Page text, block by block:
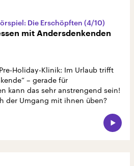
Die Erschöpften (4/10)
mit Andersdenkenden
Holiday-Klinik: Im Urlaub trifft
– gerade für
kann das sehr anstrengend sein!
der Umgang mit ihnen üben?